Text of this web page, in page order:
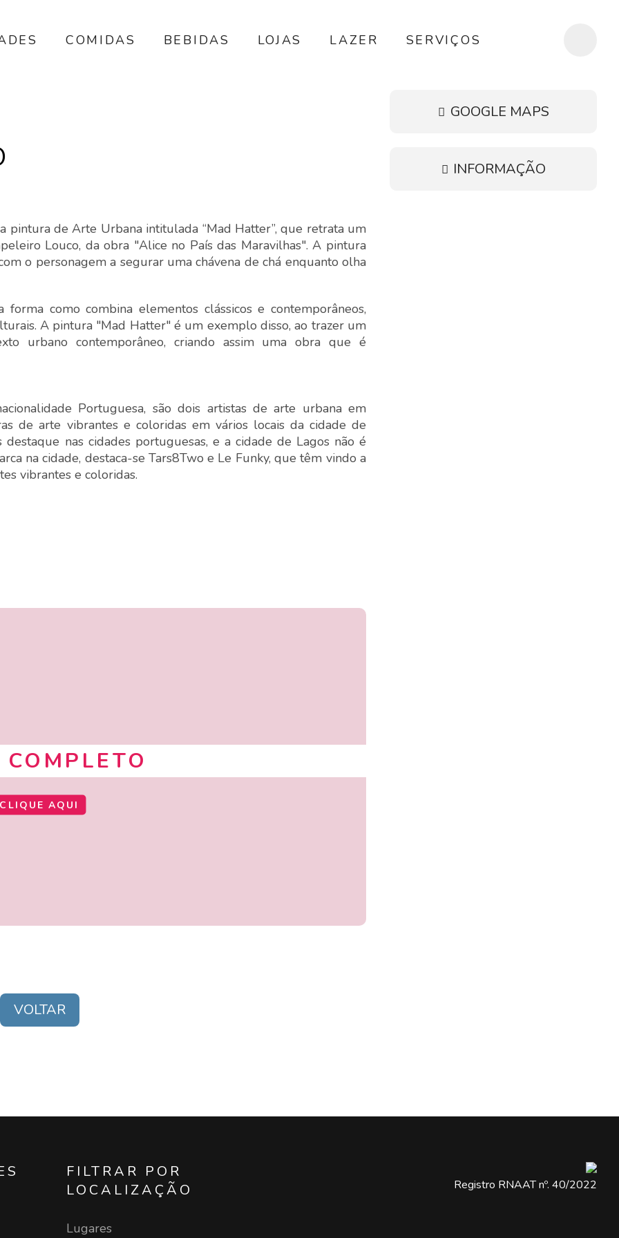
COMIDAS BEBIDAS LOJAS LAZER SERVIÇOS
pintura de Arte Urbana intitulada “Mad Hatter”, que retrata um
Louco, da obra "Alice no País das Maravilhas". A pintura
o personagem a segurar uma chávena de chá enquanto olha
como combina elementos clássicos e contemporâneos,
A pintura "Mad Hatter" é um exemplo disso, ao trazer um
urbano contemporâneo, criando assim uma obra que é
Portuguesa, são dois artistas de arte urbana em
de arte vibrantes e coloridas em vários locais da cidade de
nas cidades portuguesas, e a cidade de Lagos não é
na cidade, destaca-se Tars8Two e Le Funky, que têm vindo a
vibrantes e coloridas.
CLIQUE AQUI
VOLTAR
GOOGLE MAPS
INFORMAÇÃO
FILTRAR POR
LOCALIZAÇÃO
Lugares
Registro RNAAT nº. 40/2022